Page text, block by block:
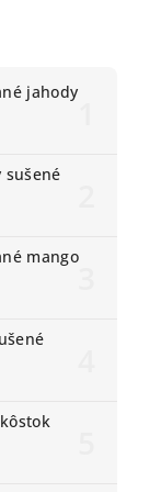
jahody
sušené
mango